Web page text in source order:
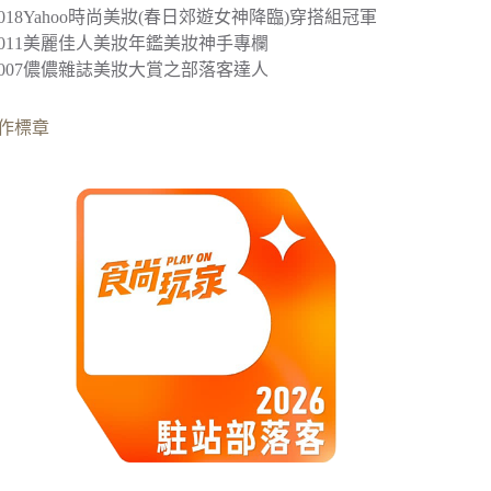
Yahoo時尚美妝(春日郊遊女神降臨)穿搭組冠軍
美麗佳人美妝年鑑美妝神手專欄
儂儂雜誌美妝大賞之部落客達人
標章